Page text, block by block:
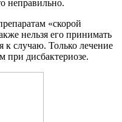
неправильно.
«скорой
нельзя его принимать
к случаю. Только лечение
при дисбактериозе.